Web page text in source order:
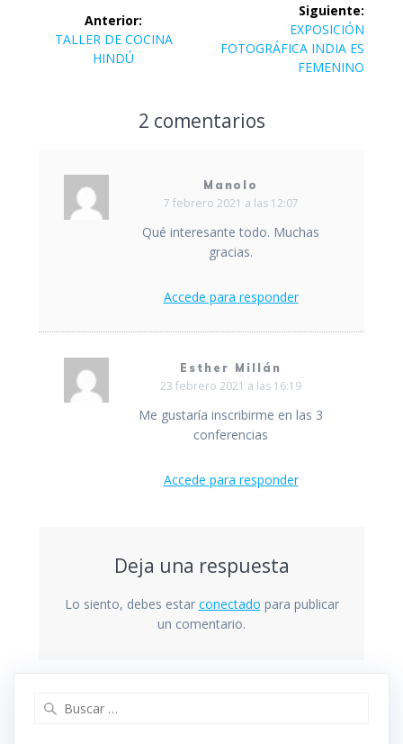
entradas
Anterior:
Entrada
anterior:
TALLER DE COCINA
HINDÚ
Siguiente:
Siguiente
entrada:
EXPOSICIÓN
FOTOGRÁFICA INDIA ES
FEMENINO
2 comentarios
Manolo
7 febrero 2021 a las 12:07
Qué interesante todo. Muchas
gracias.
Accede para responder
Esther Millán
23 febrero 2021 a las 16:19
Me gustaría inscribirme en las 3
conferencias
Accede para responder
Deja una respuesta
Lo siento, debes estar conectado para publicar
un comentario.